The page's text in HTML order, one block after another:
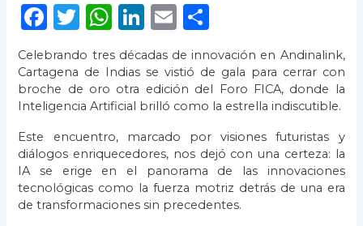
F
c
e
b
o
o
k
T
w
it
te
r
W
h
a
ts
A
p
p
Li
n
k
e
dI
n
E
m
ai
l
m
p
ar
ti
r
Celebrando tres décadas de innovación en Andinalink,
Cartagena de Indias se vistió de gala para cerrar con
broche de oro otra edición del Foro FICA, donde la
Inteligencia Artificial brilló como la estrella indiscutible.
Este encuentro, marcado por visiones futuristas y
diálogos enriquecedores, nos dejó con una certeza: la
IA se erige en el panorama de las innovaciones
tecnológicas como la fuerza motriz detrás de una era
de transformaciones sin precedentes.